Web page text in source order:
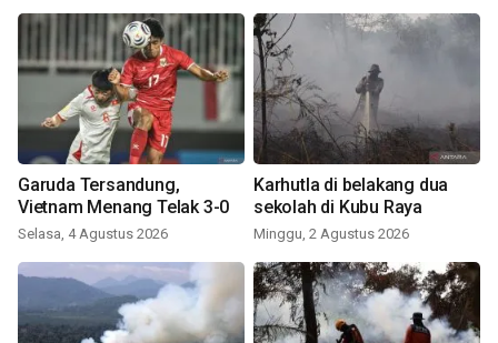
Garuda Tersandung,
Vietnam Menang Telak 3-0
Selasa, 4 Agustus 2026
Karhutla di belakang dua
sekolah di Kubu Raya
Minggu, 2 Agustus 2026